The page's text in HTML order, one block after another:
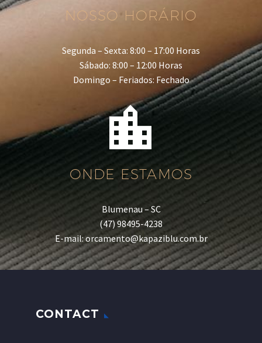
NOSSO HORÁRIO
Segunda – Sexta: 8:00 – 17:00 Horas
Sábado: 8:00 – 12:00 Horas
Domingo – Feriados: Fechado


ONDE ESTAMOS
Blumenau – SC
(47) 98495-4238
E-mail: orcamento@kapaziblu.com.br
CONTACT